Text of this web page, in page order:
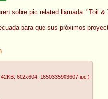
sobre pic related llamada: "Toil
para que sus próximos
, 602x604 , 1650335903607.jpg )